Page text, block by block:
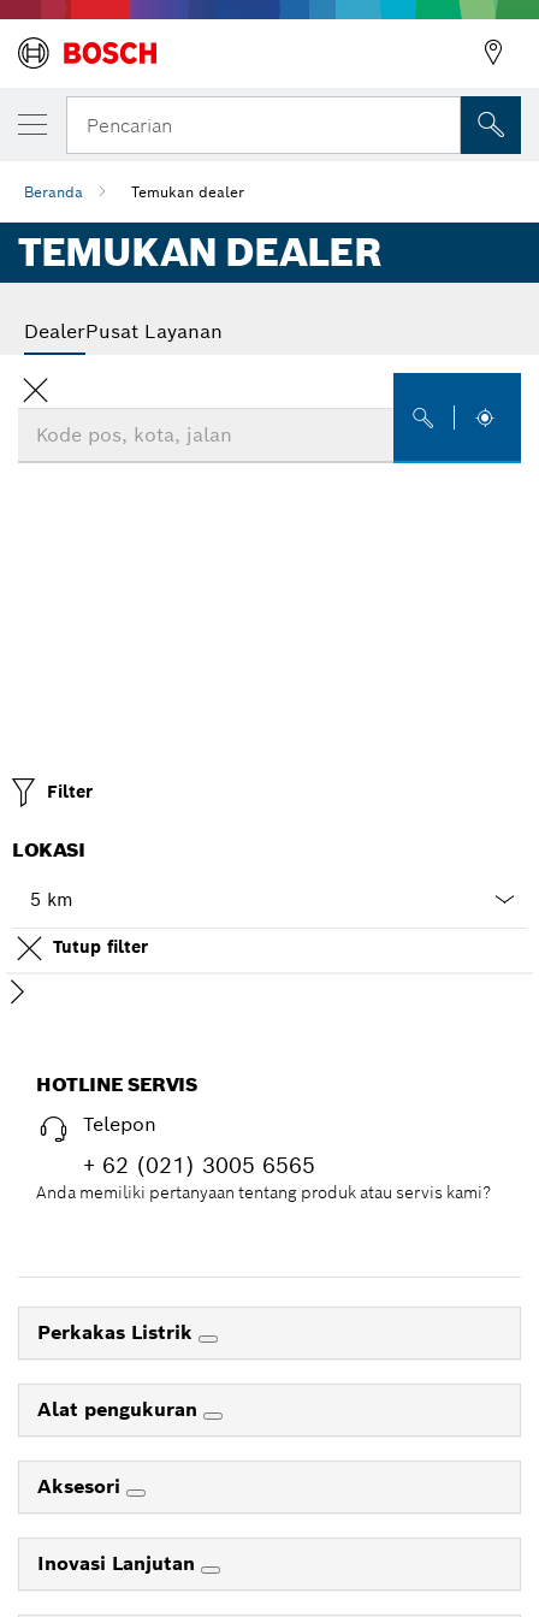
Pencarian
Beranda Temukan dealer
TEMUKAN DEALER
DealerPusat Layanan
Filter
LOKASI
5 km
5 km
100 km
Tutup filter
HOTLINE SERVIS
Telepon
+ 62 (021) 3005 6565
Anda memiliki pertanyaan tentang produk atau servis kami?
Perkakas Listrik
Alat pengukuran
Aksesori
Inovasi Lanjutan